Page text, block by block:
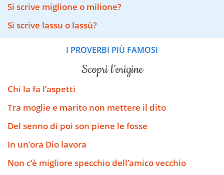
Si scrive miglione o milione?
Si scrive lassu o lassù?
I PROVERBI PIÙ FAMOSI
scopri l’origine
Chi la fa l’aspetti
Tra moglie e marito non mettere il dito
Del senno di poi son piene le fosse
In un’ora Dio lavora
Non c’è migliore specchio dell’amico vecchio